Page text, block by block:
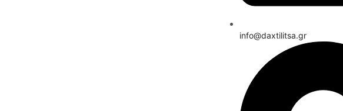
info@daxtilitsa.gr